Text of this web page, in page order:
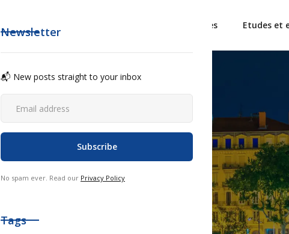
L'Alliance France Tourisme Observatoires Etudes et
Newsletter
📬 New posts straight to your inbox
No spam ever. Read our Privacy Policy
Tags